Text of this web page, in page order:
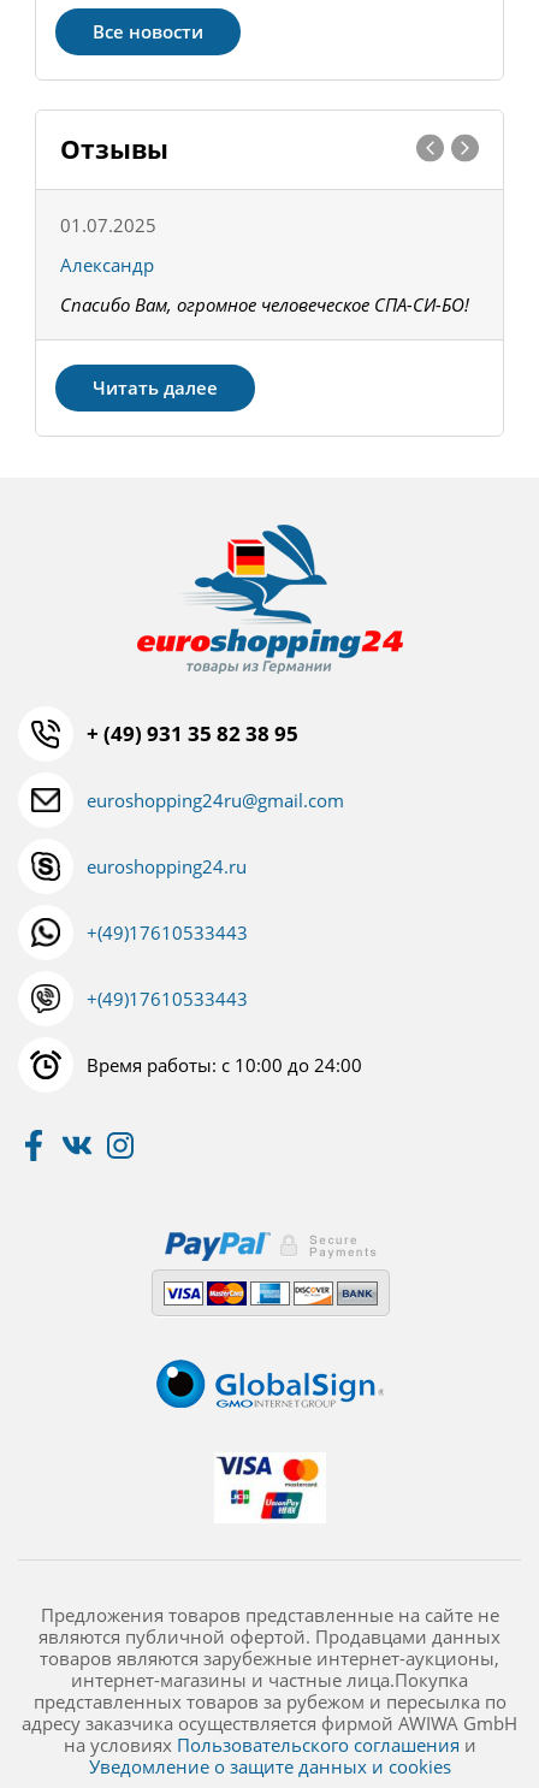
Все новости
Отзывы
01.07.2025
Александр
Спасибо Вам, огромное человеческое СПА-СИ-БО!
Читать далее
+ (49) 931 35 82 38 95
euroshopping24ru@gmail.com
euroshopping24.ru
+(49)17610533443
+(49)17610533443
Время работы: с 10:00 до 24:00
Предложения товаров представленные на сайте не
являются публичной офертой. Продавцами данных
товаров являются зарубежные интернет-аукционы,
интернет-магазины и частные лица.Покупка
представленных товаров за рубежом и пересылка по
адресу заказчика осуществляется фирмой AWIWA GmbH
на условиях Пользовательского соглашения и
Уведомление о защите данных и cookies